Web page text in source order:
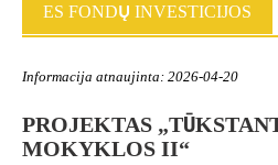
ES FONDŲ INVESTICIJOS
Informacija atnaujinta: 2026-04-20
PROJEKTAS
MOKYKLOS II“